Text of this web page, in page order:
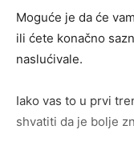
Moguće je da će
ili ćete konačno
naslućivale.
Iako vas to u prvi
shvatiti da je bolje